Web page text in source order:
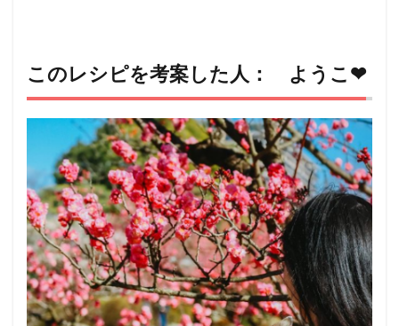
このレシピを考案した人： ようこ❤